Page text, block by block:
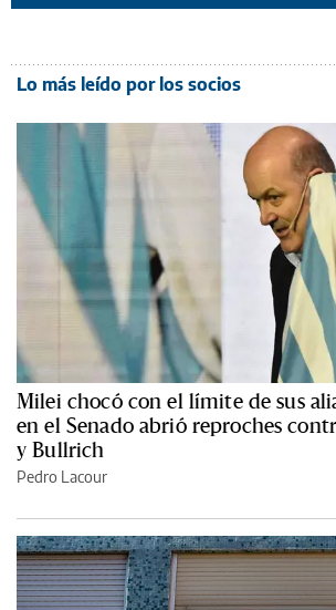
Lo más leído por los socios
Milei chocó con el límite de sus
en el Senado abrió reproches
y Bullrich
Pedro Lacour